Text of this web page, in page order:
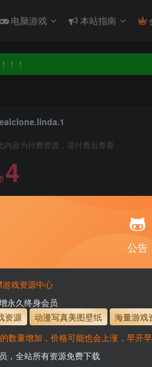
电脑游戏 本站指南
！！
！！
内容为付费资源，请付费后查看
4
效 会员免费下载资源
解压后，放进文
公告
游戏资源中心
永久终身会员
资源
动漫写真美图壁纸
海量游戏
数量增加，价格可能也会上涨，早开
，全站所有资源免费下载